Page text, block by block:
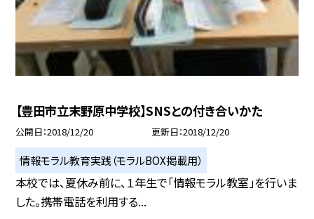
【豊田市立末野原中学校】SNSとの付き合いかた
公開日 2018/12/20 更新日 2018/12/20
情報モラル教育実践（モラルBOX掲載用）
本校では、夏休み前に、１年生で「情報モラル教室」を行いま
した。携帯電話を利用する...